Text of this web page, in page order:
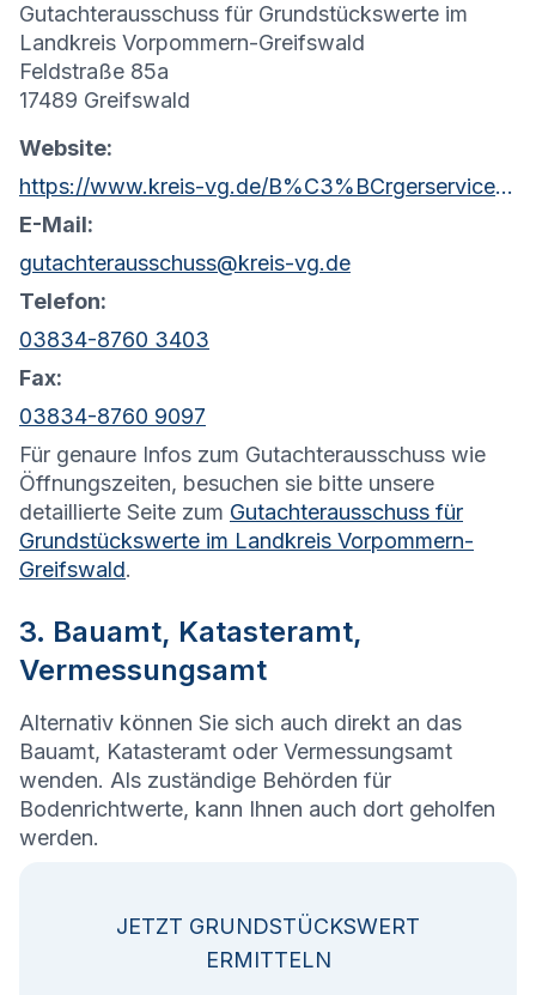
Gutachterausschuss für Grundstückswerte im
Landkreis Vorpommern-Greifswald
Feldstraße 85a
17489 Greifswald
Website:
https://www.kreis-vg.de/B%C3%BCrgerservice/Kataster-und-Vermessung/Gutachterausschuss/
E-Mail:
gutachterausschuss@kreis-vg.de
Telefon:
03834-8760 3403
Fax:
03834-8760 9097
Für genaure Infos zum Gutachterausschuss wie
Öffnungszeiten, besuchen sie bitte unsere
detaillierte Seite zum Gutachterausschuss für
Grundstückswerte im Landkreis Vorpommern-
Greifswald.
3. Bauamt, Katasteramt,
Vermessungsamt
Alternativ können Sie sich auch direkt an das
Bauamt, Katasteramt oder Vermessungsamt
wenden. Als zuständige Behörden für
Bodenrichtwerte, kann Ihnen auch dort geholfen
werden.
JETZT GRUNDSTÜCKSWERT
ERMITTELN